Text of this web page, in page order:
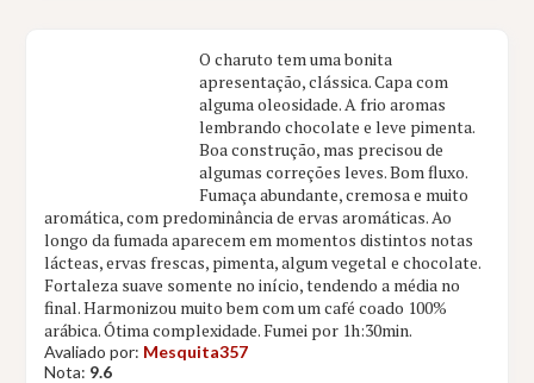
O charuto tem uma bonita
apresentação, clássica. Capa com
alguma oleosidade. A frio aromas
lembrando chocolate e leve pimenta.
Boa construção, mas precisou de
algumas correções leves. Bom fluxo.
Fumaça abundante, cremosa e muito
aromática, com predominância de ervas aromáticas. Ao
longo da fumada aparecem em momentos distintos notas
lácteas, ervas frescas, pimenta, algum vegetal e chocolate.
Fortaleza suave somente no início, tendendo a média no
final. Harmonizou muito bem com um café coado 100%
arábica. Ótima complexidade. Fumei por 1h:30min.
Avaliado por: Mesquita357
Nota: 9.6